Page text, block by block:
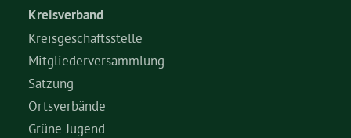
Kreisverband
Kreisgeschäftsstelle
Mitgliederversammlung
Satzung
Ortsverbände
Grüne Jugend